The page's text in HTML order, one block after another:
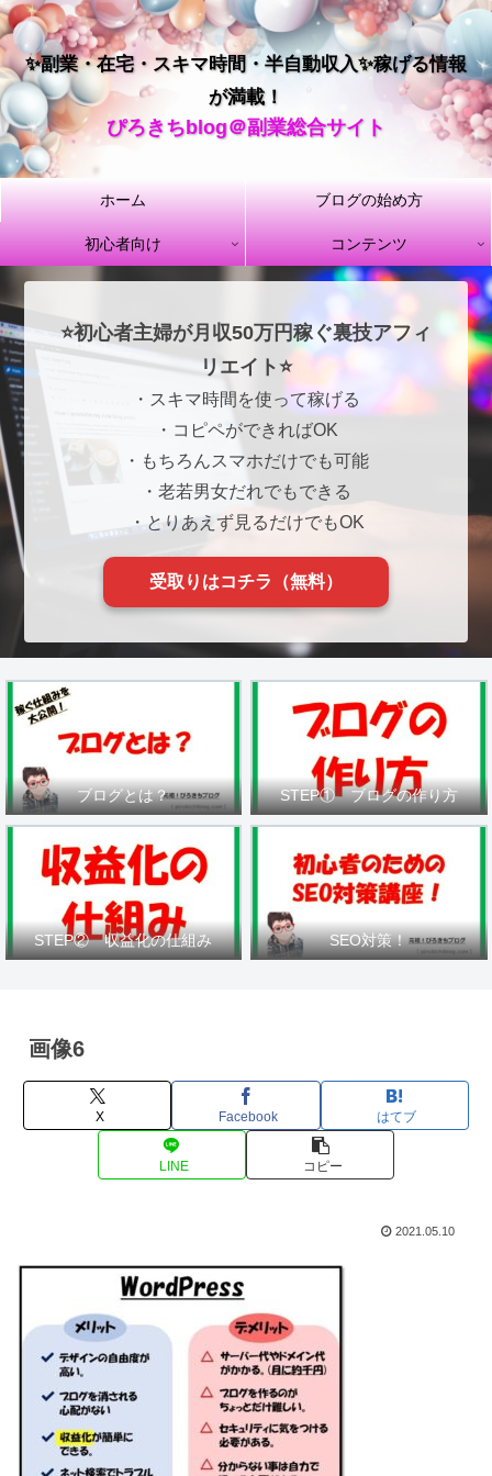
✨副業・在宅・スキマ時間・半自動収入✨稼げる情報
が満載！
ぴろきちblog＠副業総合サイト
ホーム ブログの始め方
初心者向け コンテンツ
⭐初心者主婦が月収50万円稼ぐ裏技アフィ
リエイト⭐
・スキマ時間を使って稼げる
・コピペができればOK
・もちろんスマホだけでも可能
・老若男女だれでもできる
・とりあえず見るだけでもOK
受取りはコチラ（無料）
ブログとは？ STEP① ブログの作り方
STEP② 収益化の仕組み SEO対策！
画像6
X Facebook はてブ
LINE コピー
2021.05.10